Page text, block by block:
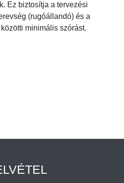
Ez biztosítja a tervezési
(rugóállandó) és a
minimális szórást.